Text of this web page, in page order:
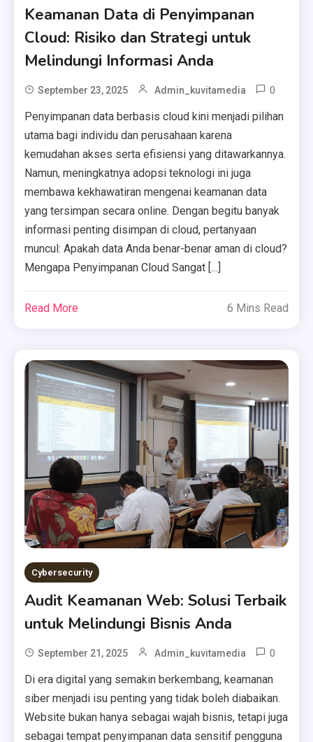
Keamanan Data di Penyimpanan
Cloud: Risiko dan Strategi untuk
Melindungi Informasi Anda
September 23, 2025 Admin_kuvitamedia 0
Penyimpanan data berbasis cloud kini menjadi pilihan
utama bagi individu dan perusahaan karena
kemudahan akses serta efisiensi yang ditawarkannya.
Namun, meningkatnya adopsi teknologi ini juga
membawa kekhawatiran mengenai keamanan data
yang tersimpan secara online. Dengan begitu banyak
informasi penting disimpan di cloud, pertanyaan
muncul: Apakah data Anda benar-benar aman di cloud?
Mengapa Penyimpanan Cloud Sangat […]
Read More 6 Mins Read
Cybersecurity
Audit Keamanan Web: Solusi Terbaik
untuk Melindungi Bisnis Anda
September 21, 2025 Admin_kuvitamedia 0
Di era digital yang semakin berkembang, keamanan
siber menjadi isu penting yang tidak boleh diabaikan.
Website bukan hanya sebagai wajah bisnis, tetapi juga
sebagai tempat penyimpanan data sensitif pengguna